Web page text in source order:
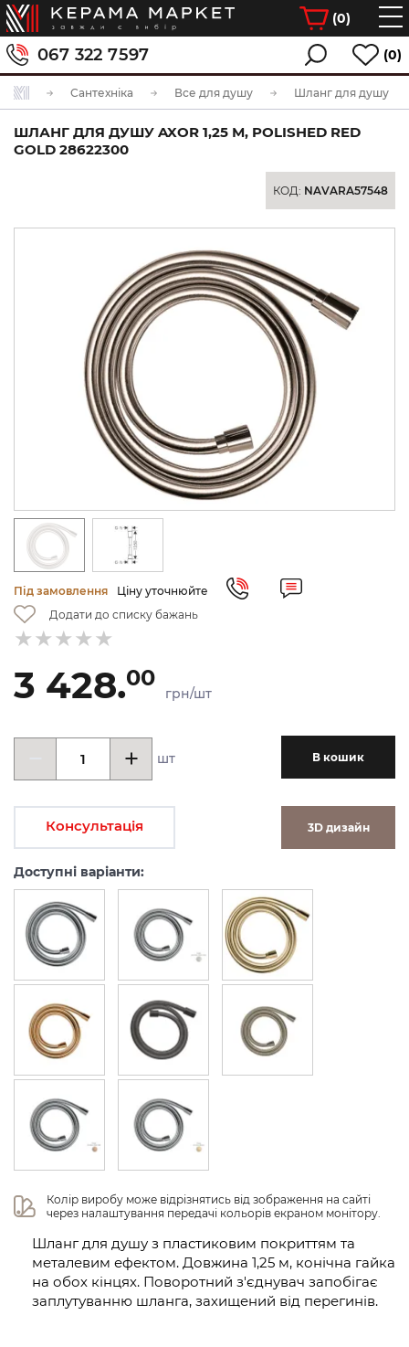
(0)
067 322 7597 (0)
Сантехніка Все для душу Шланг для душу
ШЛАНГ ДЛЯ ДУШУ AXOR 1,25 М, POLISHED RED
GOLD 28622300
КОД: NAVARA57548
Під замовлення
Ціну уточнюйте
Додати до списку бажань
3 428.00
грн/шт
шт В кошик
Консультація 3D дизайн
Доступні варіанти:
Колір виробу може відрізнятись від зображення на сайті
через налаштування передачі кольорів екраном монітору.
Шланг для душу з пластиковим покриттям та
металевим ефектом. Довжина 1,25 м, конічна гайка
на обох кінцях. Поворотний з'єднувач запобігає
заплутуванню шланга, захищений від перегинів.